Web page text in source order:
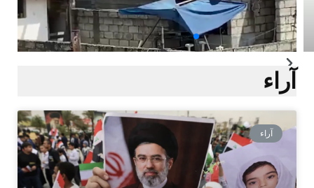
آراء​
آراء